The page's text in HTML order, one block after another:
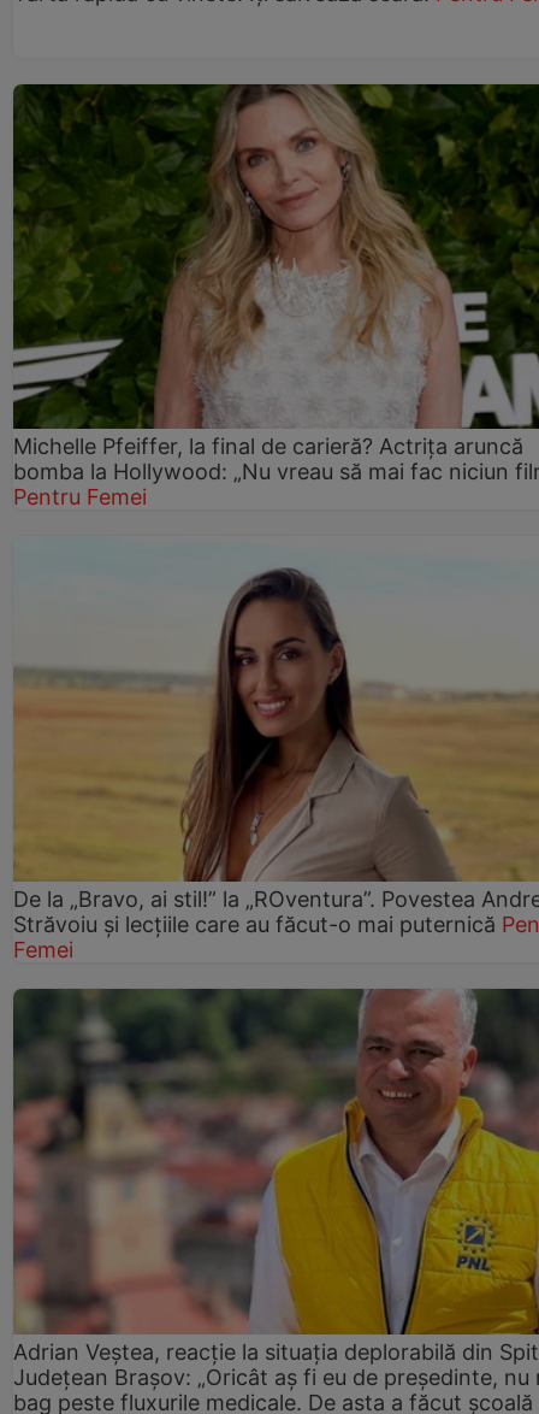
Michelle Pfeiffer, la final de carieră? Actrița aruncă
bomba la Hollywood: „Nu vreau să mai fac niciun
Pentru Femei
De la „Bravo, ai stil!” la „ROventura”. Povestea
Străvoiu și lecțiile care au făcut-o mai puternică
Femei
Adrian Veștea, reacție la situația deplorabilă din
Județean Brașov: „Oricât aș fi eu de președinte, nu
bag peste fluxurile medicale. De asta a făcut școală